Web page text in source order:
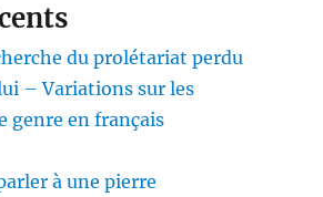
du prolétariat perdu
– Variations sur les
genre en français
à une pierre